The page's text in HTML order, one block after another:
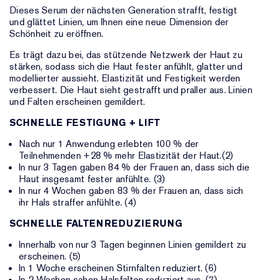
Dieses Serum der nächsten Generation strafft, festigt
und glättet Linien, um Ihnen eine neue Dimension der
Schönheit zu eröffnen.
Es trägt dazu bei, das stützende Netzwerk der Haut zu
stärken, sodass sich die Haut fester anfühlt, glatter und
modellierter aussieht. Elastizität und Festigkeit werden
verbessert. Die Haut sieht gestrafft und praller aus. Linien
und Falten erscheinen gemildert.
SCHNELLE FESTIGUNG + LIFT
Nach nur 1 Anwendung erlebten 100 % der
Teilnehmenden +28 % mehr Elastizität der Haut.(2)
In nur 3 Tagen gaben 84 % der Frauen an, dass sich die
Haut insgesamt fester anfühlte. (3)
In nur 4 Wochen gaben 83 % der Frauen an, dass sich
ihr Hals straffer anfühlte. (4)
SCHNELLE FALTENREDUZIERUNG
Innerhalb von nur 3 Tagen beginnen Linien gemildert zu
erscheinen. (5)
In 1 Woche erscheinen Stirnfalten reduziert. (6)